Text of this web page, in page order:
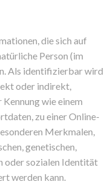
die sich auf
Person (im
Als identifizierbar wird
oder indirekt,
wie einem
zu einer Online-
Merkmalen,
genetischen,
oder sozialen Identität
werden kann.